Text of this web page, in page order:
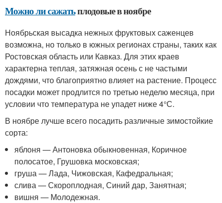
Можно ли сажатьплодовые в ноябре
Ноябрьская высадка нежных фруктовых саженцев
возможна, но только в южных регионах страны, таких как
Ростовская область или Кавказ. Для этих краев
характерна теплая, затяжная осень с не частыми
дождями, что благоприятно влияет на растение. Процесс
посадки может продлится по третью неделю месяца, при
условии что температура не упадет ниже 4°С.
В ноябре лучше всего посадить различные зимостойкие
сорта:
яблоня — Антоновка обыкновенная, Коричное
полосатое, Грушовка московская;
груша — Лада, Чижовская, Кафедральная;
слива — Скороплодная, Синий дар, Занятная;
вишня — Молодежная.